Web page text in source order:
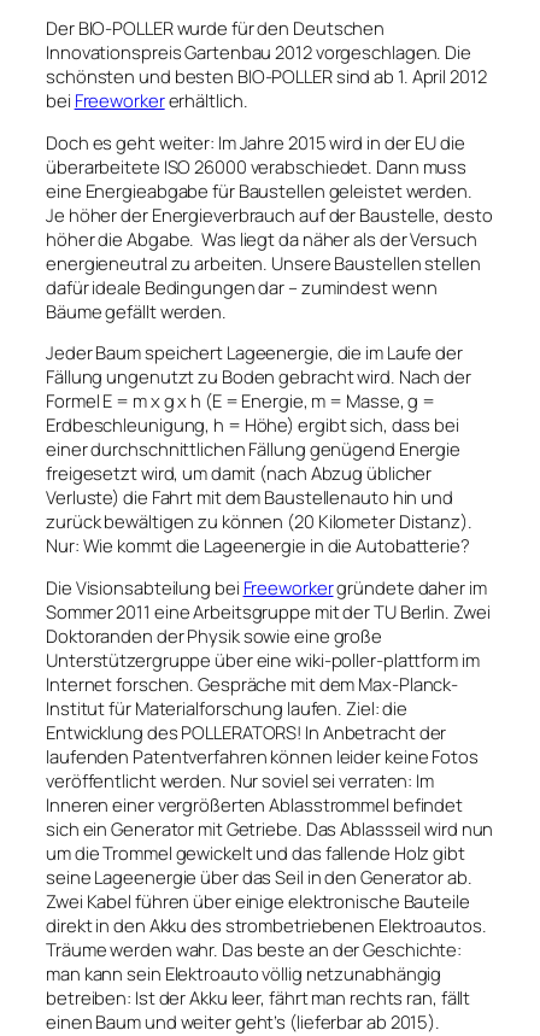
Der BIO-POLLER wurde für den Deutschen
Innovationspreis Gartenbau 2012 vorgeschlagen. Die
schönsten und besten BIO-POLLER sind ab 1. April 2012
bei Freeworkererhältlich.
Doch es geht weiter: Im Jahre 2015 wird in der EU die
überarbeitete ISO 26000 verabschiedet. Dann muss
eine Energieabgabe für Baustellen geleistet werden.
Je höher der Energieverbrauch auf der Baustelle, desto
höher die Abgabe. Was liegt da näher als der Versuch
energieneutral zu arbeiten. Unsere Baustellen stellen
dafür ideale Bedingungen dar – zumindest wenn
Bäume gefällt werden.
Jeder Baum speichert Lageenergie, die im Laufe der
Fällung ungenutzt zu Boden gebracht wird. Nach der
Formel E = m x g x h (E = Energie, m = Masse, g =
Erdbeschleunigung, h = Höhe) ergibt sich, dass bei
einer durchschnittlichen Fällung genügend Energie
freigesetzt wird, um damit (nach Abzug üblicher
Verluste) die Fahrt mit dem Baustellenauto hin und
zurück bewältigen zu können (20 Kilometer Distanz).
Nur: Wie kommt die Lageenergie in die Autobatterie?
Die Visionsabteilung bei Freeworkergründete daher im
Sommer 2011 eine Arbeitsgruppe mit der TU Berlin. Zwei
Doktoranden der Physik sowie eine große
Unterstützergruppe über eine wiki-poller-plattform im
Internet forschen. Gespräche mit dem Max-Planck-
Institut für Materialforschung laufen. Ziel: die
Entwicklung des POLLERATORS! In Anbetracht der
laufenden Patentverfahren können leider keine Fotos
veröffentlicht werden. Nur soviel sei verraten: Im
Inneren einer vergrößerten Ablasstrommel befindet
sich ein Generator mit Getriebe. Das Ablassseil wird nun
um die Trommel gewickelt und das fallende Holz gibt
seine Lageenergie über das Seil in den Generator ab.
Zwei Kabel führen über einige elektronische Bauteile
direkt in den Akku des strombetriebenen Elektroautos.
Träume werden wahr. Das beste an der Geschichte:
man kann sein Elektroauto völlig netzunabhängig
betreiben: Ist der Akku leer, fährt man rechts ran, fällt
einen Baum und weiter geht’s (lieferbar ab 2015).